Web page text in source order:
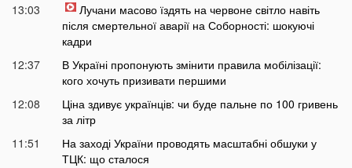
13:03
Лучани масово їздять на червоне світло навіть
після смертельної аварії на Соборності: шокуючі
кадри
12:37
В Україні пропонують змінити правила мобілізації:
кого хочуть призивати першими
12:08
Ціна здивує українців: чи буде пальне по 100 гривень
за літр
11:51
На заході України проводять масштабні обшуки у
ТЦК: що сталося